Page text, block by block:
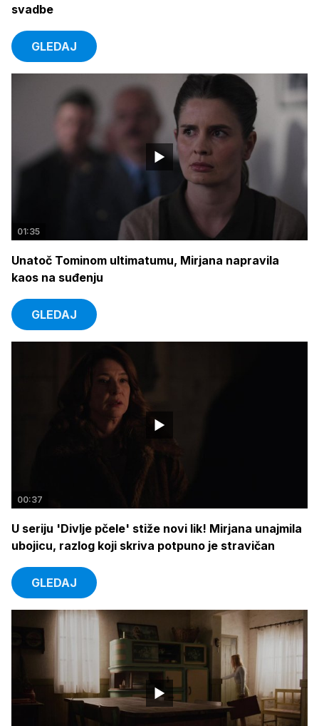
svadbe
GLEDAJ
01:35
Unatoč Tominom ultimatumu, Mirjana napravila
kaos na suđenju
GLEDAJ
00:37
U seriju 'Divlje pčele' stiže novi lik! Mirjana unajmila
ubojicu, razlog koji skriva potpuno je stravičan
GLEDAJ